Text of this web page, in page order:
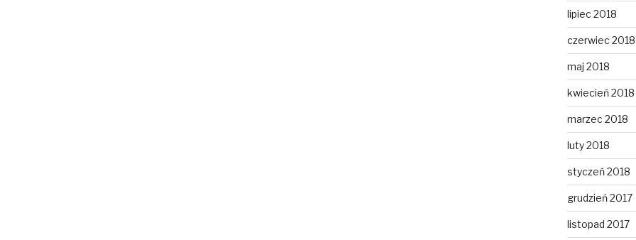
lipiec 2018
czerwiec 2018
maj 2018
kwiecień 2018
marzec 2018
luty 2018
styczeń 2018
grudzień 2017
listopad 2017